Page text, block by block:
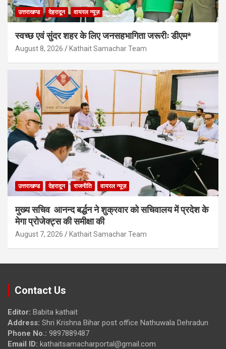
उत्तराखण्ड देहरादून वायरल न्यूज़
स्वच्छ एवं सुंदर शहर के लिए जनसहभागिता जरूरीः डीएम*
August 8, 2026 Kathait Samachar Team
उत्तराखण्ड देहरादून राजनीति वायरल न्यूज़
मुख्य सचिव आनन्द बर्द्धन ने शुक्रवार को सचिवालय में प्रदेश के
मेगा प्रोजेक्ट्स की समीक्षा की
August 7, 2026 Kathait Samachar Team
Contact Us
Editor: Babita kathait
Address: Shri Krishna Bihar post office Nathuwala Dehradun
Phone No.: 9897889487
Email ID: kathaitsamacharportal@gmail.com